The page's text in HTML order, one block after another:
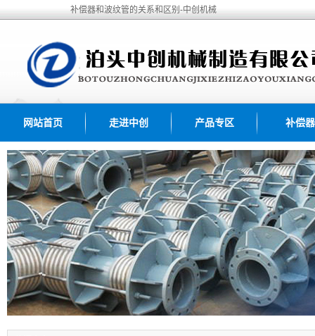
补偿器和波纹管的关系和区别-中创机械
网站首页 走进中创 产品专区 补偿器